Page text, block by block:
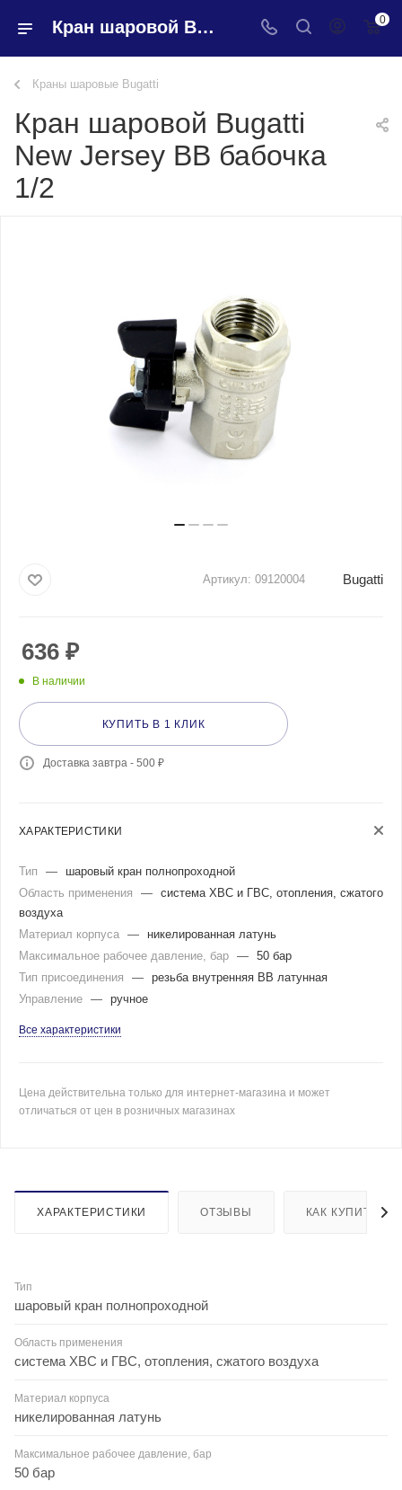
Кран шаровой Bugatti New Jersey ВВ бабочка 1/2 - купить в интернет-магазине Santeh-svar 0
Краны шаровые Bugatti
Кран шаровой Bugatti
New Jersey ВВ бабочка
1/2
Артикул: 09120004 Bugatti
636 ₽
В наличии
КУПИТЬ В 1 КЛИК
Доставка завтра - 500 ₽
ХАРАКТЕРИСТИКИ
Тип —
шаровый кран полнопроходной
Область применения
— система ХВС и ГВС, отопления, сжатого
воздуха
Материал корпуса —
никелированная латунь
Максимальное рабочее давление, бар — 50 бар
Тип присоединения
— резьба внутренняя BB латунная
Управление — ручное
Все характеристики
Цена действительна только для интернет-магазина и может
отличаться от цен в розничных магазинах
ХАРАКТЕРИСТИКИ ОТЗЫВЫ КАК КУПИТЬ
Тип
шаровый кран полнопроходной
Область применения
система ХВС и ГВС, отопления, сжатого воздуха
Материал корпуса
никелированная латунь
Максимальное рабочее давление, бар
50 бар